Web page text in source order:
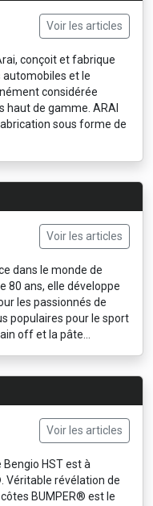
Voir les articles
conçoit et fabrique
automobiles et le
considérée
de gamme. ARAI
sous forme de
Voir les articles
dans le monde de
80 ans, elle développe
les passionnés de
populaires pour le sport
off et la pâte...
Voir les articles
HST est à
Véritable révélation de
BUMPER® est le